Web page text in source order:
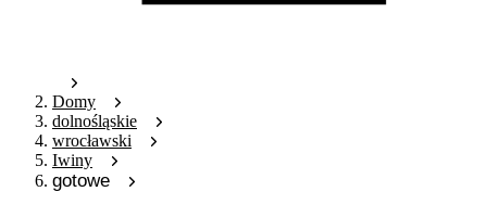
Domy
dolnośląskie
wrocławski
Iwiny
gotowe